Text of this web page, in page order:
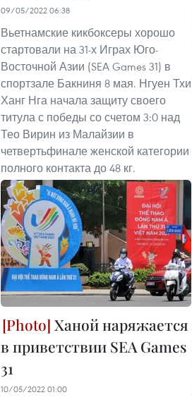
09/05/2022 06:38
Вьетнамские кикбоксеры хорошо
стартовали на 31-х Играх Юго-
Восточной Азии (SEA Games 31) в
спортзале Бакниня 8 мая. Нгуен Тхи
Ханг Нга начала защиту своего
титула с победы со счетом 3:0 над
Тео Вирин из Малайзии в
четвертьфинале женской категории
полного контакта до 48 кг.
Ханой наряжается
в приветствии SEA Games
31
10/05/2022 01:00